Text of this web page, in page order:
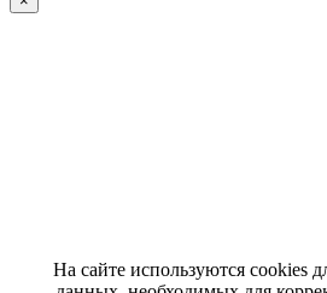
На сайте используются cookies